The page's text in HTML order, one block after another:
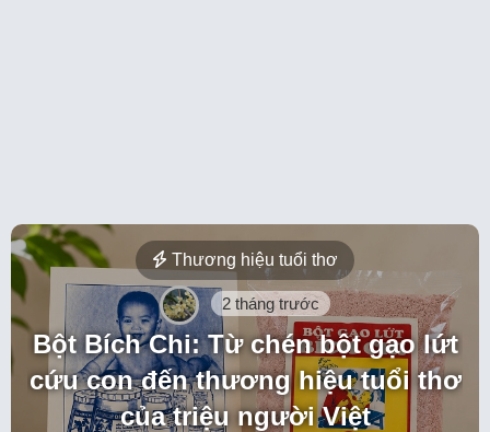
Thương hiệu tuổi thơ
2 tháng trước
Bột Bích Chi: Từ chén bột gạo lứt
cứu con đến thương hiệu tuổi thơ
của triệu người Việt